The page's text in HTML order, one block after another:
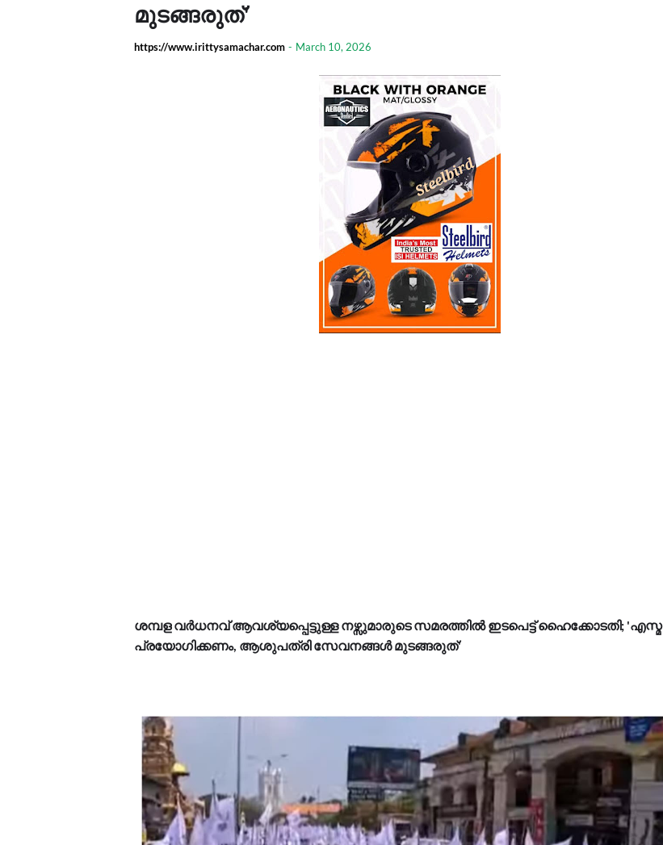
മുടങ്ങരുത്'
https://www.irittysamachar.com - March 10, 2026
ശമ്പള വര്‍ധനവ് ആവശ്യപ്പെട്ടുള്ള നഴ്സുമാരുടെ സമരത്തിൽ ഇടപെട്ട് ഹൈക്കോടതി; 'എസ്മ
പ്രയോഗിക്കണം, ആശുപത്രി സേവനങ്ങള്‍ മുടങ്ങരുത്'